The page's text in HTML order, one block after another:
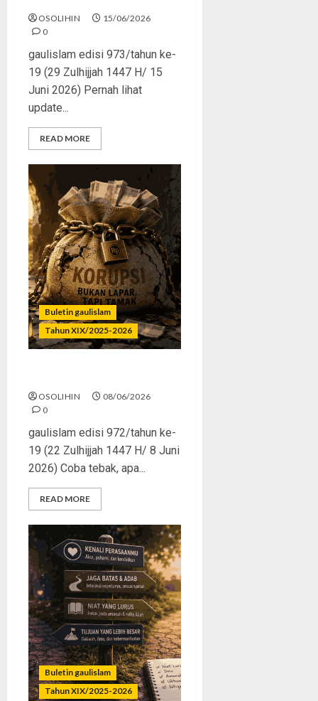
OSOLIHIN
15/06/2026
0
gaulislam edisi 973/tahun ke-
19 (29 Zulhijjah 1447 H/ 15
Juni 2026) Pernah lihat
update...
READ MORE
Buletin gaulislam
Tahun XIX/2025-2026
OSOLIHIN
08/06/2026
0
gaulislam edisi 972/tahun ke-
19 (22 Zulhijjah 1447 H/ 8 Juni
2026) Coba tebak, apa...
READ MORE
Buletin gaulislam
Tahun XIX/2025-2026